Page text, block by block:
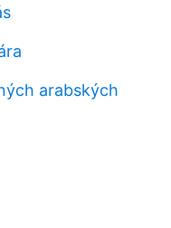
arabských